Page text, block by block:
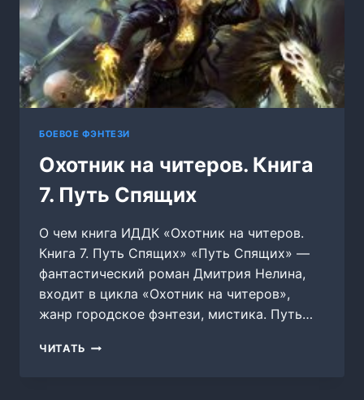
БОЕВОЕ ФЭНТЕЗИ
Охотник на читеров. Книга
7. Путь Спящих
О чем книга ИДДК «Охотник на читеров.
Книга 7. Путь Спящих» «Путь Спящих» —
фантастический роман Дмитрия Нелина,
входит в цикла «Охотник на читеров»,
жанр городское фэнтези, мистика. Путь…
ЧИТАТЬ ОХОТНИК